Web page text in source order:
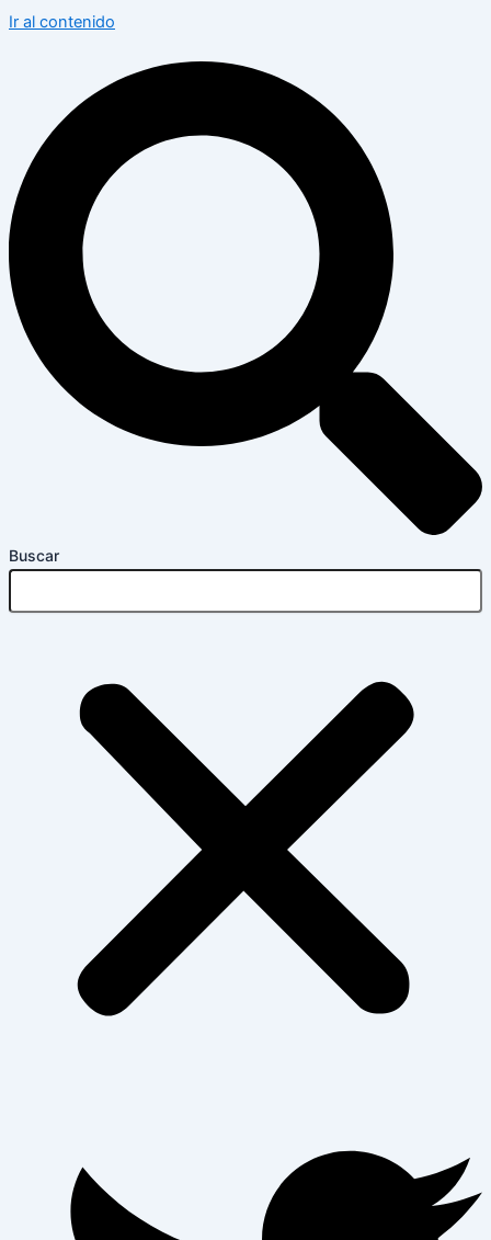
Ir al contenido
Buscar